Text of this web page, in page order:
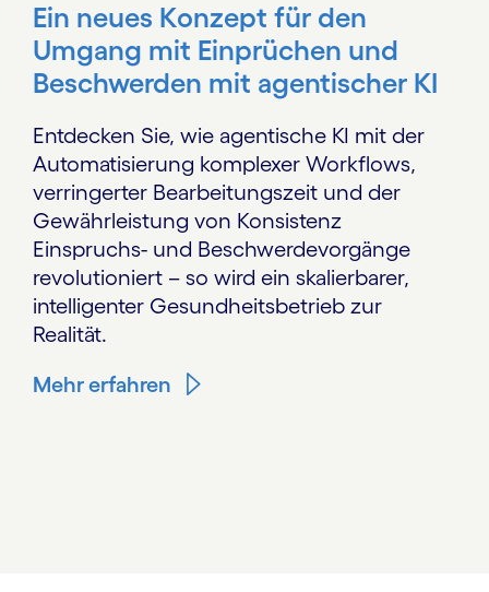
Ein neues Konzept für den
Umgang mit Einprüchen und
Beschwerden mit agentischer KI
Entdecken Sie, wie agentische KI mit der
Automatisierung komplexer Workflows,
verringerter Bearbeitungszeit und der
Gewährleistung von Konsistenz
Einspruchs- und Beschwerdevorgänge
revolutioniert – so wird ein skalierbarer,
intelligenter Gesundheitsbetrieb zur
Realität.
Mehr erfahren